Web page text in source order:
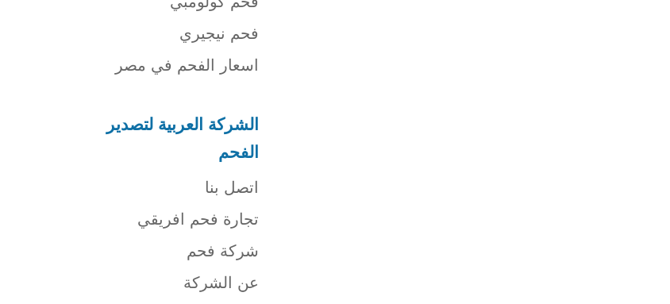
فحم نيجيري
اسعار الفحم في مصر
الشركة العربية لتصدير
الفحم
اتصل بنا
تجارة فحم افريقي
شركة فحم
عن الشركة